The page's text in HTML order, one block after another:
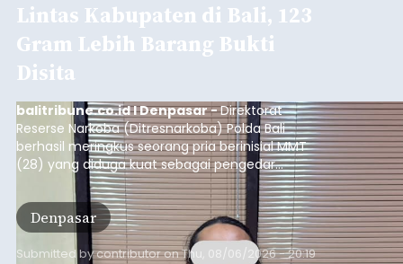
Lintas Kabupaten di Bali, 123
Gram Lebih Barang Bukti
Disita
balitribune.co.id I Denpasar -Direktorat
Reserse Narkoba (Ditresnarkoba) Polda Bali
berhasil meringkus seorang pria berinisial MMT
(28) yang diduga kuat sebagai pengedar
narkotika jenis sabu. Penangkapan ini dilakukan di
dua lokasi berbeda di wilayah Denpasar dan
Badung pada Selasa (4/8/2026) malam.
Denpasar
Submitted bycontributoronThu, 08/06/2026 - 20:19